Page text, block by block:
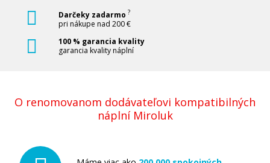
35,90 €
Pridať do košíka
KYOCERA TK-520C (Azúrový)
Darčeky zadarmo ?
pri nákupe nad 200 €
100 % garancia kvality
garancia kvality náplní
O renomovanom dodávateľovi kompatibilných
náplní Miroluk